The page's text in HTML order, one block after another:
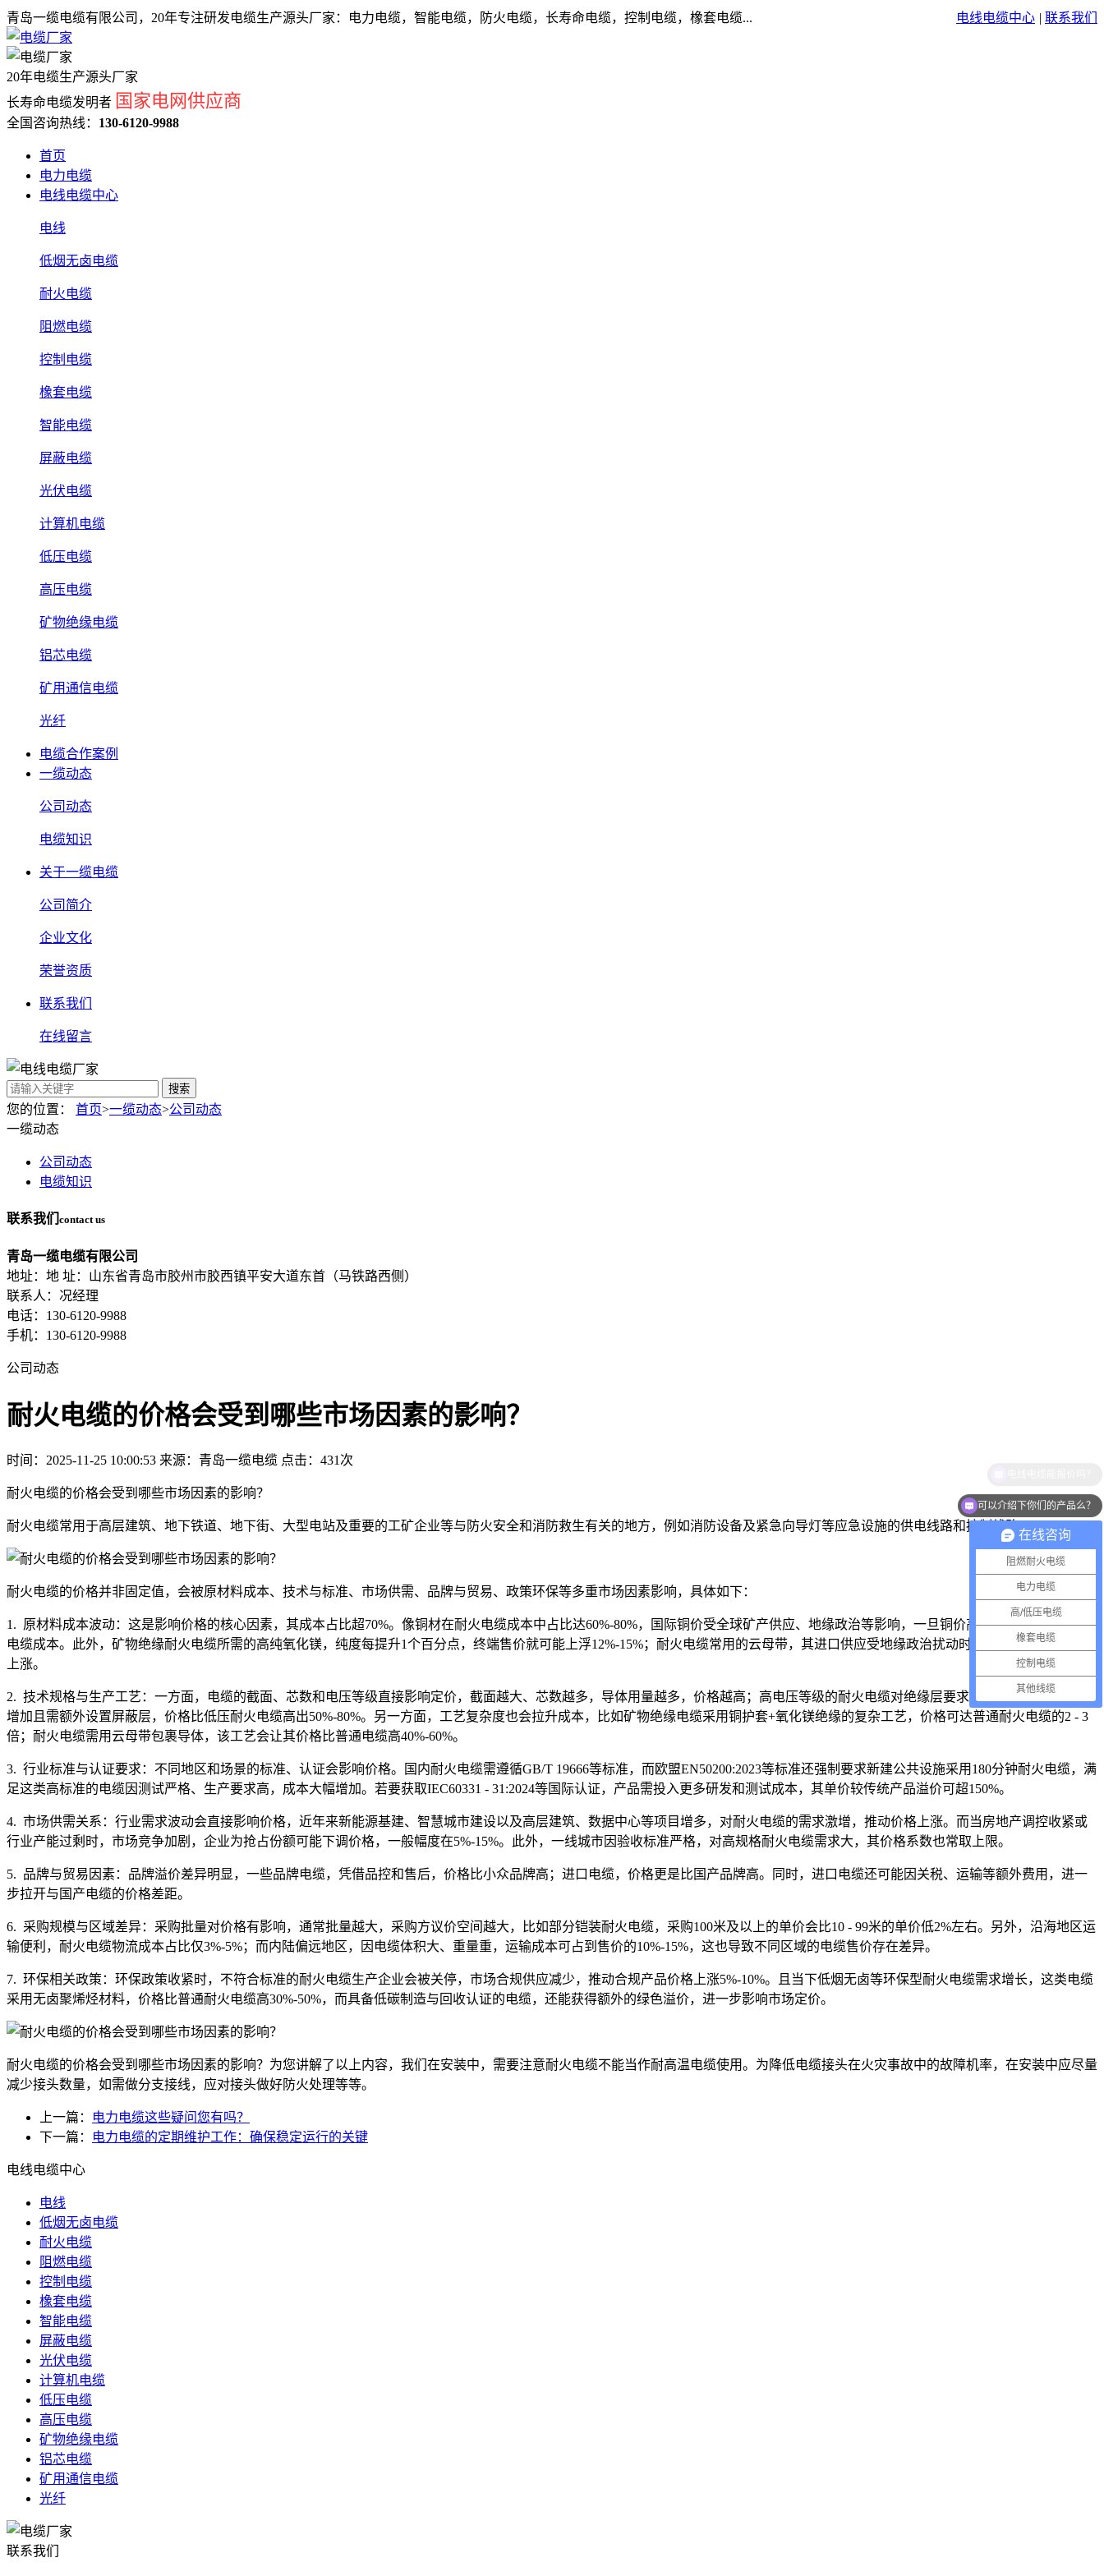
电线电缆中心 | 联系我们
青岛一缆电缆有限公司，20年专注研发电缆生产源头厂家：电力电缆，智能电缆，防火电缆，长寿命电缆，控制电缆，橡套电缆...
20年电缆生产源头厂家
长寿命电缆发明者 国家电网供应商
全国咨询热线： 130-6120-9988
首页
电力电缆
电线电缆中心
电线
低烟无卤电缆
耐火电缆
阻燃电缆
控制电缆
橡套电缆
智能电缆
屏蔽电缆
光伏电缆
计算机电缆
低压电缆
高压电缆
矿物绝缘电缆
铝芯电缆
矿用通信电缆
光纤
电缆合作案例
一缆动态
公司动态
电缆知识
关于一缆电缆
公司简介
企业文化
荣誉资质
联系我们
在线留言
搜索
您的位置： 首页>一缆动态>公司动态
一缆动态
公司动态
电缆知识
联系我们 contact us
青岛一缆电缆有限公司
地址：地 址：山东省青岛市胶州市胶西镇平安大道东首（马铁路西侧）
联系人：况经理
电话：130-6120-9988
手机：130-6120-9988
公司动态
耐火电缆的价格会受到哪些市场因素的影响？
时间：2025-11-25 10:00:53 来源：青岛一缆电缆 点击：431次
耐火电缆的价格会受到哪些市场因素的影响？
耐火电缆常用于高层建筑、地下铁道、地下街、大型电站及重要的工矿企业等与防火安全和消防救生有关的地方，例如消防设备及紧急向导灯等应急设施的供电线路和控制线路。
耐火电缆的价格并非固定值，会被原材料成本、技术与标准、市场供需、品牌与贸易、政策环保等多重市场因素影响，具体如下：
1. 原材料成本波动：这是影响价格的核心因素，其成本占比超70%。像铜材在耐火电缆成本中占比达60%-80%，国际铜价受全球矿产供应、地缘政治等影响，一旦铜价高位运行，会直接推高
电缆成本。此外，矿物绝缘耐火电缆所需的高纯氧化镁，纯度每提升1个百分点，终端售价就可能上浮12%-15%；耐火电缆常用的云母带，其进口供应受地缘政治扰动时，也会带动电缆成本
上涨。
2. 技术规格与生产工艺：一方面，电缆的截面、芯数和电压等级直接影响定价，截面越大、芯数越多，导体用量越多，价格越高；高电压等级的耐火电缆对绝缘层要求更高，绝缘材料用量
增加且需额外设置屏蔽层，价格比低压耐火电缆高出50%-80%。另一方面，工艺复杂度也会拉升成本，比如矿物绝缘电缆采用铜护套+氧化镁绝缘的复杂工艺，价格可达普通耐火电缆的2 - 3
倍；耐火电缆需用云母带包裹导体，该工艺会让其价格比普通电缆高40%-60%。
3. 行业标准与认证要求：不同地区和场景的标准、认证会影响价格。国内耐火电缆需遵循GB/T 19666等标准，而欧盟EN50200:2023等标准还强制要求新建公共设施采用180分钟耐火电缆，满
足这类高标准的电缆因测试严格、生产要求高，成本大幅增加。若要获取IEC60331 - 31:2024等国际认证，产品需投入更多研发和测试成本，其单价较传统产品溢价可超150%。
4. 市场供需关系：行业需求波动会直接影响价格，近年来新能源基建、智慧城市建设以及高层建筑、数据中心等项目增多，对耐火电缆的需求激增，推动价格上涨。而当房地产调控收紧或
行业产能过剩时，市场竞争加剧，企业为抢占份额可能下调价格，一般幅度在5%-15%。此外，一线城市因验收标准严格，对高规格耐火电缆需求大，其价格系数也常取上限。
5. 品牌与贸易因素：品牌溢价差异明显，一些品牌电缆，凭借品控和售后，价格比小众品牌高；进口电缆，价格更是比国产品牌高。同时，进口电缆还可能因关税、运输等额外费用，进一
步拉开与国产电缆的价格差距。
6. 采购规模与区域差异：采购批量对价格有影响，通常批量越大，采购方议价空间越大，比如部分铠装耐火电缆，采购100米及以上的单价会比10 - 99米的单价低2%左右。另外，沿海地区运
输便利，耐火电缆物流成本占比仅3%-5%；而内陆偏远地区，因电缆体积大、重量重，运输成本可占到售价的10%-15%，这也导致不同区域的电缆售价存在差异。
7. 环保相关政策：环保政策收紧时，不符合标准的耐火电缆生产企业会被关停，市场合规供应减少，推动合规产品价格上涨5%-10%。且当下低烟无卤等环保型耐火电缆需求增长，这类电缆
采用无卤聚烯烃材料，价格比普通耐火电缆高30%-50%，而具备低碳制造与回收认证的电缆，还能获得额外的绿色溢价，进一步影响市场定价。
耐火电缆的价格会受到哪些市场因素的影响？为您讲解了以上内容，我们在安装中，需要注意耐火电缆不能当作耐高温电缆使用。为降低电缆接头在火灾事故中的故障机率，在安装中应尽量
减少接头数量，如需做分支接线，应对接头做好防火处理等等。
上一篇：
电力电缆这些疑问您有吗？
下一篇：
电力电缆的定期维护工作：确保稳定运行的关键
电线电缆中心
电线
低烟无卤电缆
耐火电缆
阻燃电缆
控制电缆
橡套电缆
智能电缆
屏蔽电缆
光伏电缆
计算机电缆
低压电缆
高压电缆
矿物绝缘电缆
铝芯电缆
矿用通信电缆
光纤
联系我们
在线咨询
阻燃耐火电缆
电力电缆
高/低压电缆
橡套电缆
控制电缆
其他线缆
可以介绍下你们的产品么？